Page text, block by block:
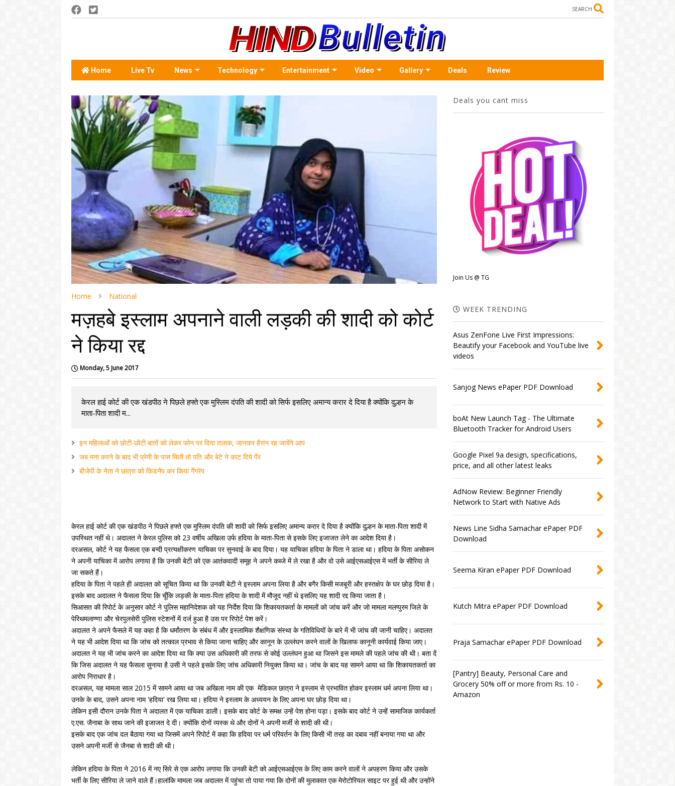
SEARCH
Home Live Tv News Technology Entertainment Video Gallery Deals Review
Home National
मज़हबे इस्लाम अपनाने वाली लड़की की शादी को कोर्ट
ने किया रद्द
Monday, 5 June 2017
केरल हाई कोर्ट की एक खंडपीठ ने पिछले हफ्ते एक मुस्लिम दंपति की शादी को सिर्फ इसलिए अमान्य करार दे दिया है क्योंकि दुल्हन के
माता-पिता शादी म...
इन महिलाओं को छोटी-छोटी बातों को लेकर फोन पर दिया तलाक, जानकर हैरान रह जायेंगे आप
जब मना करने के बाद भी प्रेमी के पास मिली तो पति और बेटे ने काट दिये पैर
बीजेपी के नेता ने छात्रा को किडनैप कर किया गैंगरेप
केरल हाई कोर्ट की एक खंडपीठ ने पिछले हफ्ते एक मुस्लिम दंपति की शादी को सिर्फ इसलिए अमान्य करार दे दिया है क्योंकि दुल्हन के माता-पिता शादी में
उपस्थित नहीं थे। अदालत ने केरल पुलिस को 23 वर्षीय अखिला उर्फ हदिया के माता-पिता से इसके लिए इजाजत लेने का आदेश दिया है।
दरअसल, कोर्ट ने यह फैसला एक बन्दी प्रत्यक्षीकरण याचिका पर सुनवाई के बाद दिया। यह याचिका हदिया के पिता ने डाला था। हदिया के पिता असोकन
ने अपनी याचिका में आरोप लगाया है कि उनकी बेटी को एक आतंकवादी समूह ने अपने कब्जे में ले रखा है और वो उसे आईएसआईएस में भर्ती के सीरिया ले
जा सकते हैं।
हदिया के पिता ने पहले ही अदालत को सूचित किया था कि उनकी बेटी ने इस्लाम अपना लिया है और बगैर किसी मजबूरी और हस्तक्षेप के घर छोड़ दिया है।
इसके बाद अदालत ने फैसला दिया कि चूँकि लड़की के माता-पिता हदिया के शादी में मौजूद नहीं थे इसलिए यह शादी रद्द किया जाता है।
सिआसत की रिपोर्ट के अनुसार कोर्ट ने पुलिस महानिदेशक को यह निर्देश दिया कि शिकायतकर्ता के मामलों को जांच करें और जो मामला मलप्पुरम जिले के
पेरिथमलाण्णा और चेरपुलसेरी पुलिस स्टेशनों में दर्ज हुआ है उस पर रिपोर्ट पेश करें।
अदालत ने अपने फैसले में यह कहा है कि धर्मांतरण के संबंध में और इस्लामिक शैक्षणिक संस्था के गतिविधियों के बारे में भी जांच की जानी चाहिए। अदालत
ने यह भी आदेश दिया था कि जांच को तत्काल प्रभाव से किया जाना चाहिए और कानून के उल्लंघन करने वालों के खिलाफ कानूनी कार्यवाई किया जाए।
अदालत ने यह भी जांच करने का आदेश दिया था कि क्या उस अधिकारी की तरफ से कोई उल्लंघन हुआ था जिसने इस मामले की पहले जांच की थी। बता दें
कि जिस अदालत ने यह फैसला सुनाया है उसी ने पहले इसके लिए जांच अधिकारी नियुक्त किया था। जांच के बाद यह सामने आया था कि शिकायतकर्ता का
आरोप निराधार है।
दरअसल, यह मामला साल 2015 में सामने आया था जब अखिला नाम की एक मेडिकल छात्रा ने इस्लाम से प्रभावित होकर इस्लाम धर्म अपना लिया था।
उनके के बाद, उसने अपना नाम 'हदिया' रख लिया था। हदिया ने इस्लाम के अध्ययन के लिए अपना घर छोड़ दिया था।
लेकिन इसी दौरान उनके पिता ने अदालत में एक याचिका डाली। इसके बाद कोर्ट के समक्ष उन्हें पेश होना पड़ा। इसके बाद कोर्ट ने उन्हें सामाजिक कार्यकर्ता
ए.एस. जैनाबा के साथ जाने की इजाजत दे दी। क्योंकि दोनों व्यस्क थे और दोनों ने अपनी मर्जी से शादी की थी।
इसके बाद एक जांच दल बैठाया गया था जिसमें अपने रिपोर्ट में कहा कि हदिया पर धर्म परिवर्तन के लिए किसी भी तरह का दबाव नहीं बनाया गया था और
उसने अपनी मर्जी से जैनबा से शादी की थी।
लेकिन हदिया के पिता ने 2016 में नए सिरे से एक आरोप लगाया कि उनकी बेटी को आईएसआईएस के लिए काम करने वालों ने अपहरण किया और उसके
भर्ती के लिए सीरिया ले जाने वाले हैं।हालांकि मामला जब अदालत में पहुंचा तो पाया गया कि दोनों की मुलाकात एक मेरोटोरियल साइट पर हुई थी और उन्होंने
Deals you cant miss
Join Us @ TG
WEEK TRENDING
Asus ZenFone Live First Impressions:
Beautify your Facebook and YouTube live
videos
Sanjog News ePaper PDF Download
boAt New Launch Tag - The Ultimate
Bluetooth Tracker for Android Users
Google Pixel 9a design, specifications,
price, and all other latest leaks
AdNow Review: Beginner Friendly
Network to Start with Native Ads
News Line Sidha Samachar ePaper PDF
Download
Seema Kiran ePaper PDF Download
Kutch Mitra ePaper PDF Download
Praja Samachar ePaper PDF Download
[Pantry] Beauty, Personal Care and
Grocery 50% off or more from Rs. 10 -
Amazon